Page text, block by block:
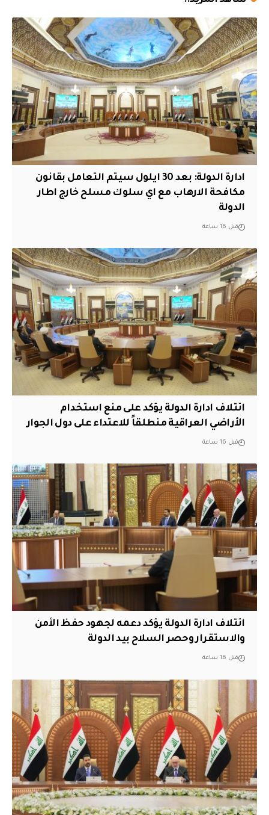
ادارة الدولة: بعد 30 ايلول سيتم التعامل بقانون
مكافحة الارهاب مع اي سلوك مسلح خارج اطار
الدولة
قبل 16 ساعة
ائتلاف ادارة الدولة يؤكد على منع استخدام
الأراضي العراقية منطلقاً للاعتداء على دول الجوار
قبل 16 ساعة
ائتلاف ادارة الدولة يؤكد دعمه لجهود حفظ الأمن
والاستقرار وحصر السلاح بيد الدولة
قبل 16 ساعة